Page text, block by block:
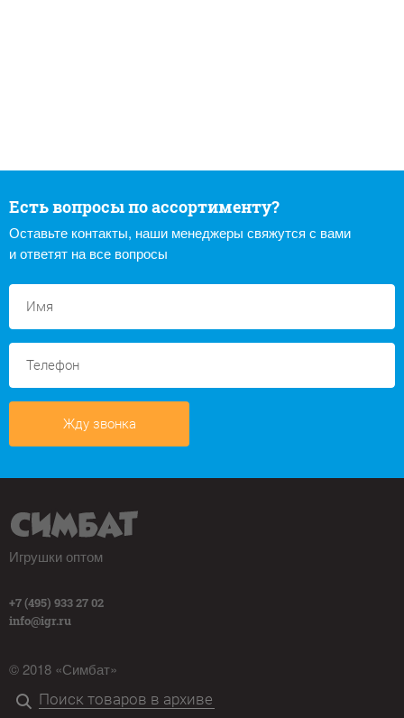
Есть вопросы по ассортименту?
Оставьте контакты, наши менеджеры свяжутся с вами
и ответят на все вопросы
Жду звонка
Игрушки оптом
+7 (495) 933 27 02
info@igr.ru
© 2018 «Симбат»